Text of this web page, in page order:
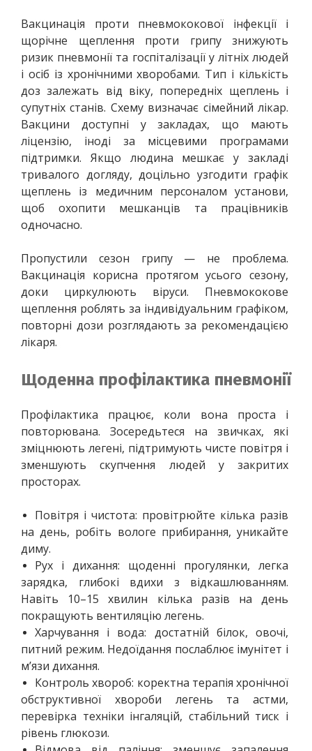
Вакцинація проти пневмококової інфекції і
щорічне щеплення проти грипу знижують
ризик пневмонії та госпіталізації у літніх людей
і осіб із хронічними хворобами. Тип і кількість
доз залежать від віку, попередніх щеплень і
супутніх станів. Схему визначає сімейний лікар.
Вакцини доступні у закладах, що мають
ліцензію, іноді за місцевими програмами
підтримки. Якщо людина мешкає у закладі
тривалого догляду, доцільно узгодити графік
щеплень із медичним персоналом установи,
щоб охопити мешканців та працівників
одночасно.
Пропустили сезон грипу — не проблема.
Вакцинація корисна протягом усього сезону,
доки циркулюють віруси. Пневмококове
щеплення роблять за індивідуальним графіком,
повторні дози розглядають за рекомендацією
лікаря.
Щоденна профілактика пневмонії
Профілактика працює, коли вона проста і
повторювана. Зосередьтеся на звичках, які
зміцнюють легені, підтримують чисте повітря і
зменшують скупчення людей у закритих
просторах.
Повітря і чистота: провітрюйте кілька разів
на день, робіть вологе прибирання, уникайте
диму.
Рух і дихання: щоденні прогулянки, легка
зарядка, глибокі вдихи з відкашлюванням.
Навіть 10–15 хвилин кілька разів на день
покращують вентиляцію легень.
Харчування і вода: достатній білок, овочі,
питний режим. Недоїдання послаблює імунітет і
м’язи дихання.
Контроль хвороб: коректна терапія хронічної
обструктивної хвороби легень та астми,
перевірка техніки інгаляцій, стабільний тиск і
рівень глюкози.